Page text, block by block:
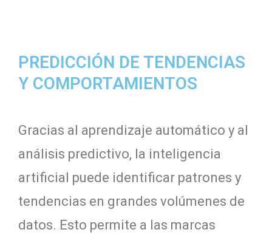
PREDICCIÓN DE TENDENCIAS
Y COMPORTAMIENTOS
Gracias al aprendizaje automático y al
análisis predictivo, la inteligencia
artificial puede identificar patrones y
tendencias en grandes volúmenes de
datos. Esto permite a las marcas